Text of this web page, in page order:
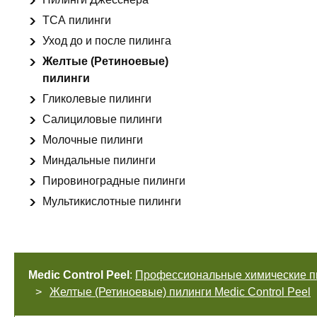
ТСА пилинги
Уход до и после пилинга
Желтые (Ретиноевые)
пилинги
Гликолевые пилинги
Салициловые пилинги
Молочные пилинги
Миндальные пилинги
Пировиноградные пилинги
Мультикислотные пилинги
Medic Control Peel : Профессиональные химические
Желтые (Ретиноевые) пилинги Medic Control Peel